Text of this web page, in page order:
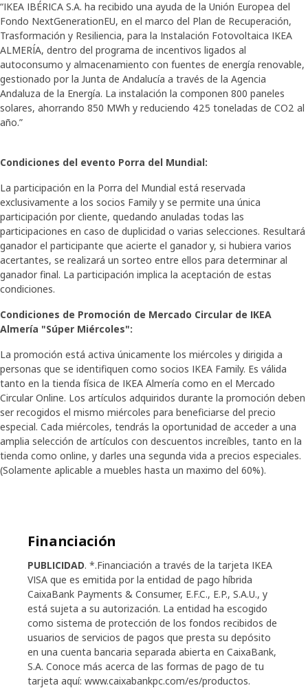
“IKEA IBÉRICA S.A. ha recibido una ayuda de la Unión Europea del
Fondo NextGenerationEU, en el marco del Plan de Recuperación,
Trasformación y Resiliencia, para la Instalación Fotovoltaica IKEA
ALMERÍA, dentro del programa de incentivos ligados al
autoconsumo y almacenamiento con fuentes de energía renovable,
gestionado por la Junta de Andalucía a través de la Agencia
Andaluza de la Energía. La instalación la componen 800 paneles
solares, ahorrando 850 MWh y reduciendo 425 toneladas de CO2 al
año.”
Condiciones del evento Porra del Mundial:
La participación en la Porra del Mundial está reservada
exclusivamente a los socios Family y se permite una única
participación por cliente, quedando anuladas todas las
participaciones en caso de duplicidad o varias selecciones. Resultará
ganador el participante que acierte el ganador y, si hubiera varios
acertantes, se realizará un sorteo entre ellos para determinar al
ganador final. La participación implica la aceptación de estas
condiciones.
Condiciones de Promoción de Mercado Circular de IKEA
Almería "Súper Miércoles":
La promoción está activa únicamente los miércoles y dirigida a
personas que se identifiquen como socios IKEA Family. Es válida
tanto en la tienda física de IKEA Almería como en el Mercado
Circular Online. Los artículos adquiridos durante la promoción deben
ser recogidos el mismo miércoles para beneficiarse del precio
especial. Cada miércoles, tendrás la oportunidad de acceder a una
amplia selección de artículos con descuentos increíbles, tanto en la
tienda como online, y darles una segunda vida a precios especiales.
(Solamente aplicable a muebles hasta un maximo del 60%).
Financiación
PUBLICIDAD. *.Financiación a través de la tarjeta IKEA
VISA que es emitida por la entidad de pago híbrida
CaixaBank Payments & Consumer, E.F.C., E.P., S.A.U., y
está sujeta a su autorización. La entidad ha escogido
como sistema de protección de los fondos recibidos de
usuarios de servicios de pagos que presta su depósito
en una cuenta bancaria separada abierta en CaixaBank,
S.A. Conoce más acerca de las formas de pago de tu
tarjeta aquí: www.caixabankpc.com/es/productos.